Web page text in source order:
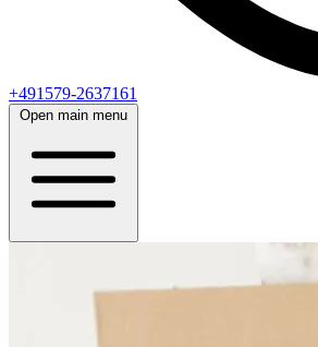
+491579-2637161
Open main menu